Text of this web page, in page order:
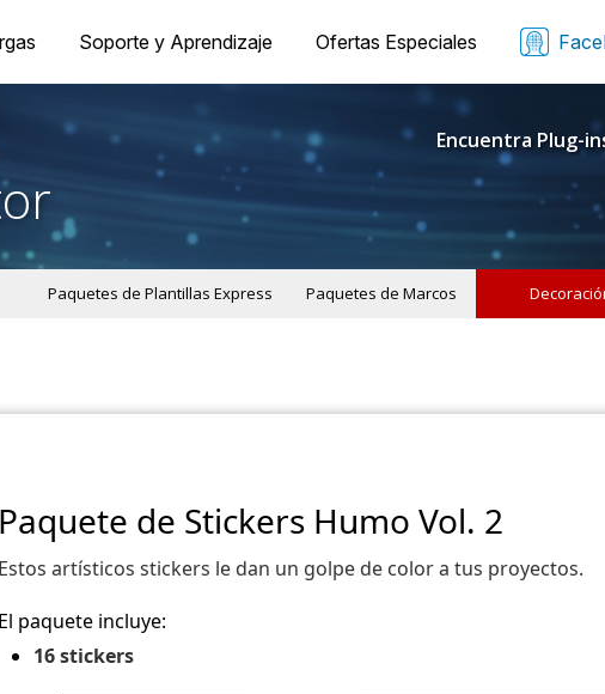
Soporte y Aprendizaje Ofertas Especiales
Encuentra Plug-
Paquetes de Plantillas Express Paquetes de Marcos
Paquete de Stickers Humo Vol. 2
Estos artísticos stickers le dan un golpe de color a tus proyectos.
El paquete incluye:
16 stickers